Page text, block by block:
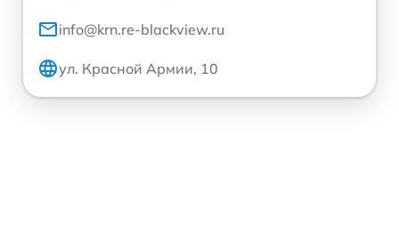
info@krn.re-blackview.ru
ул. Красной Армии, 10